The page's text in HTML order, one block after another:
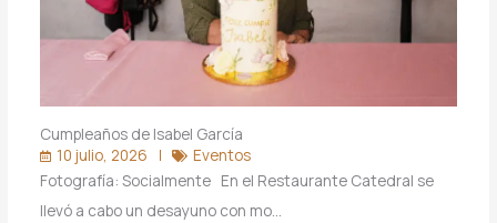
Cumpleaños de Isabel García
10 julio, 2026
Eventos
Fotografía: Socialmente En el Restaurante Catedral se
llevó a cabo un desayuno con mo…